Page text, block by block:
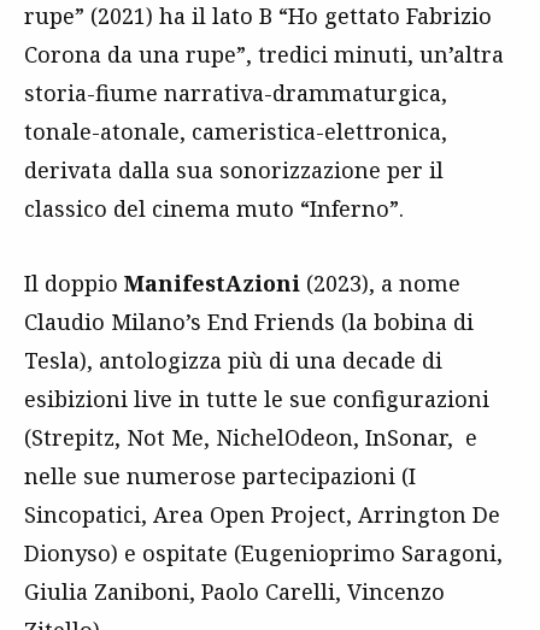
rupe” (2021) ha il lato B “Ho gettato Fabrizio
Corona da una rupe”, tredici minuti, un’altra
storia-fiume narrativa-drammaturgica,
tonale-atonale, cameristica-elettronica,
derivata dalla sua sonorizzazione per il
classico del cinema muto “Inferno”.
Il doppio ManifestAzioni (2023), a nome
Claudio Milano’s End Friends (la bobina di
Tesla), antologizza più di una decade di
esibizioni live in tutte le sue configurazioni
(Strepitz, Not Me, NichelOdeon, InSonar, e
nelle sue numerose partecipazioni (I
Sincopatici, Area Open Project, Arrington De
Dionyso) e ospitate (Eugenioprimo Saragoni,
Giulia Zaniboni, Paolo Carelli, Vincenzo